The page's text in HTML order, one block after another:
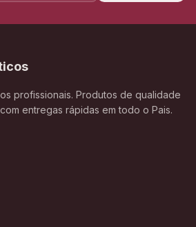
profissionais. Produtos de qualidade
entregas rápidas em todo o Pais.